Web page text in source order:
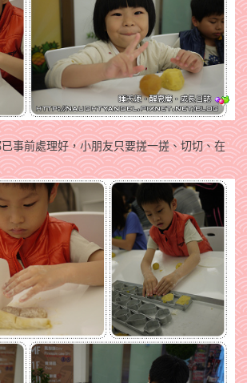
事前處理好，小朋友只要搓一搓、切切、在